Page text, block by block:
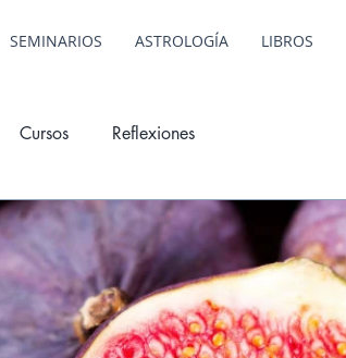
SEMINARIOS ASTROLOGÍA LIBROS
Cursos Reflexiones